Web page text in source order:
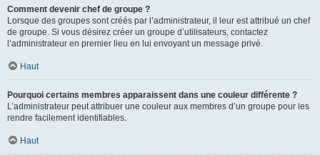
Comment devenir chef de groupe ?
Lorsque des groupes sont créés par l’administrateur, il leur est attribué un chef
de groupe. Si vous désirez créer un groupe d’utilisateurs, contactez
l’administrateur en premier lieu en lui envoyant un message privé.
Haut
Pourquoi certains membres apparaissent dans une couleur différente ?
L’administrateur peut attribuer une couleur aux membres d’un groupe pour les
rendre facilement identifiables.
Haut